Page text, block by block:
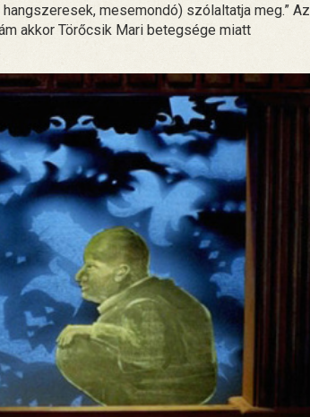
mesemondó) szólaltatja meg.” Az
akkor Törőcsik Mari betegsége miatt